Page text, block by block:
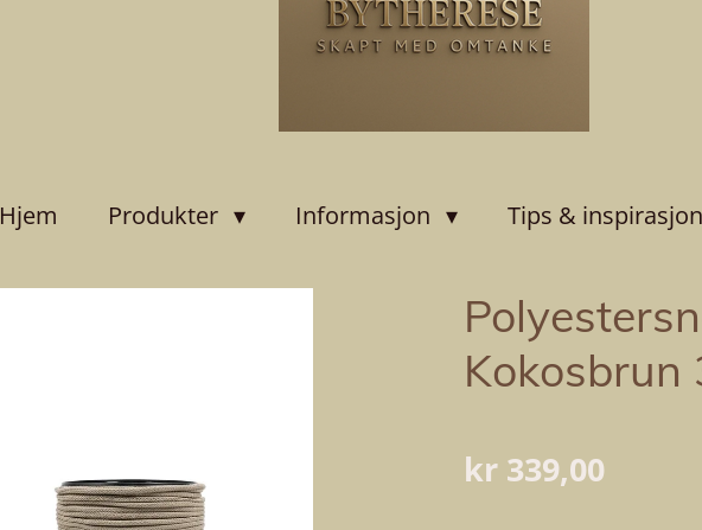
Hjem Produkter Informasjon Tips & inspirasjon
Kokosbrun
kr 339,00